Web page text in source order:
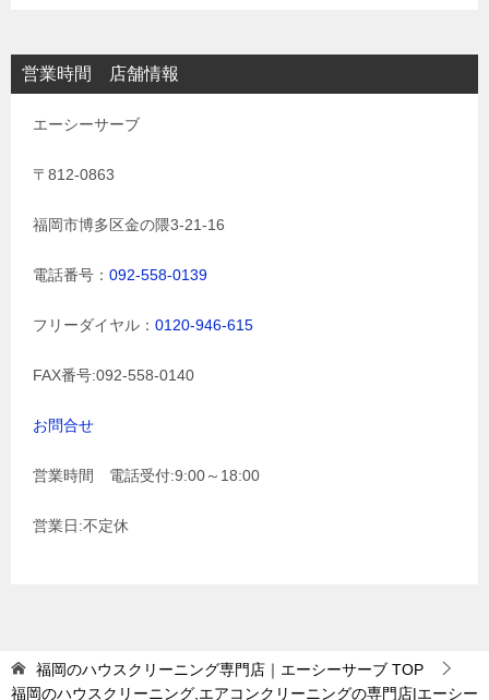
営業時間 店舗情報
エーシーサーブ
〒812-0863
福岡市博多区金の隈3-21-16
電話番号： 092-558-0139
フリーダイヤル： 0120-946-615
FAX番号:092-558-0140
お問合せ
営業時間 電話受付:9:00～18:00
営業日:不定休
福岡のハウスクリーニング専門店｜エーシーサーブ TOP
福岡のハウスクリーニング,エアコンクリーニングの専門店|エーシー